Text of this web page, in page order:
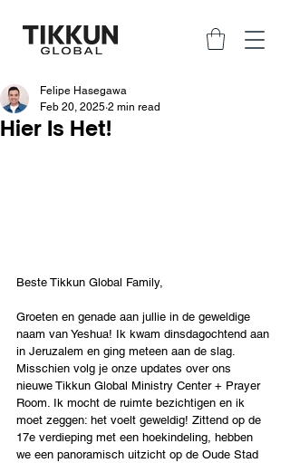
Hier Is Het!
Felipe Hasegawa
Feb 20, 2025 2 min read
Beste Tikkun Global Family,
Groeten en genade aan jullie in de geweldige
naam van Yeshua! Ik kwam dinsdagochtend aan
in Jeruzalem en ging meteen aan de slag.
Misschien volg je onze updates over ons
nieuwe Tikkun Global Ministry Center + Prayer
Room. Ik mocht de ruimte bezichtigen en ik
moet zeggen: het voelt geweldig! Zittend op de
17e verdieping met een hoekindeling, hebben
we een panoramisch uitzicht op de Oude Stad